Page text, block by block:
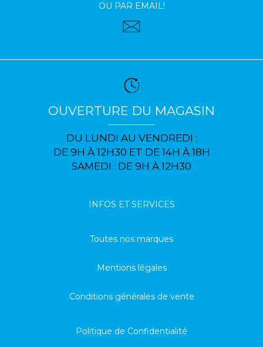
OU PAR EMAIL!
OUVERTURE DU MAGASIN
DU LUNDI AU VENDREDI :
DE 9H À 12H30 ET DE 14H À 18H
SAMEDI : DE 9H À 12H30
INFOS ET SERVICES
Toutes nos marques
Mentions légales
Conditions générales de vente
Politique de Confidentialité